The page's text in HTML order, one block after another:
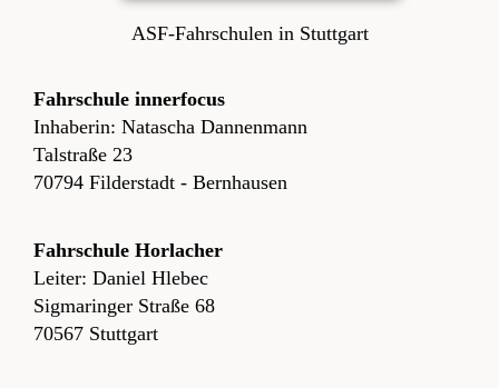
ASF-Fahrschulen in Stuttgart
Fahrschule innerfocus
Inhaberin: Natascha Dannenmann
Talstraße 23
70794 Filderstadt - Bernhausen
Fahrschule Horlacher
Leiter: Daniel Hlebec
Sigmaringer Straße 68
70567 Stuttgart